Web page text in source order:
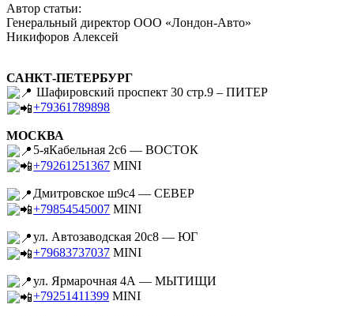
Автор статьи:
Генеральный директор ООО «Лондон-Авто»
Никифоров Алексей
САНКТ-ПЕТЕРБУРГ
Шафировский проспект 30 стр.9 – ПИТЕР
+79361789898
МОСКВА
5-яКабельная 2с6 — ВОСТОК
+79261251367 MINI
Дмитровское ш9с4 — СЕВЕР
+79854545007 MINI
ул. Автозаводская 20с8 — ЮГ
+79683737037 MINI
ул. Ярмарочная 4А — МЫТИЩИ
+79251411399 MINI